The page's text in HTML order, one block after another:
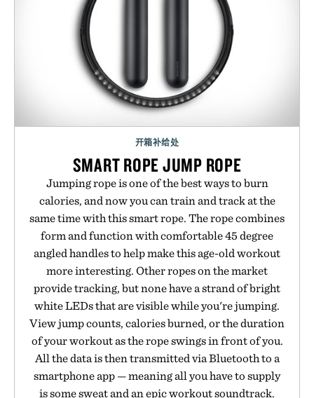
开箱补给处
SMART ROPE JUMP ROPE
Jumping rope is one of the best ways to burn
calories, and now you can train and track at the
same time with this smart rope. The rope combines
form and function with comfortable 45 degree
angled handles to help make this age-old workout
more interesting. Other ropes on the market
provide tracking, but none have a strand of bright
white LEDs that are visible while you're jumping.
View jump counts, calories burned, or the duration
of your workout as the rope swings in front of you.
All the data is then transmitted via Bluetooth to a
smartphone app — meaning all you have to supply
is some sweat and an epic workout soundtrack.